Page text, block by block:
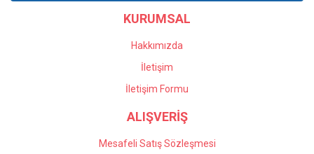
Ürün fiyatı diğer sitelerden daha pahalı.
siparişin iadesi için yardımcı
Önder Kaçar | 20/05/2026
KURUMSAL
Hakkımızda
İletişim
İletişim Formu
ALIŞVERİŞ
Mesafeli Satış Sözleşmesi